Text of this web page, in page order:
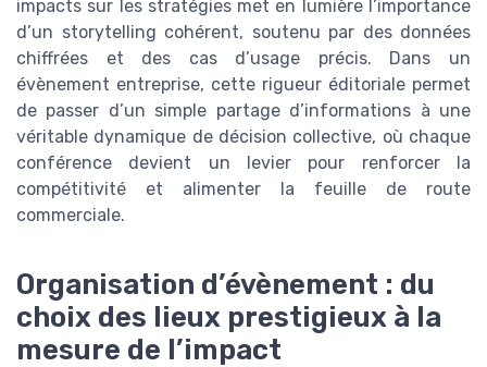
impacts sur les stratégies met en lumière l’importance
d’un storytelling cohérent, soutenu par des données
chiffrées et des cas d’usage précis. Dans un
évènement entreprise, cette rigueur éditoriale permet
de passer d’un simple partage d’informations à une
véritable dynamique de décision collective, où chaque
conférence devient un levier pour renforcer la
compétitivité et alimenter la feuille de route
commerciale.
Organisation d’évènement : du
choix des lieux prestigieux à la
mesure de l’impact